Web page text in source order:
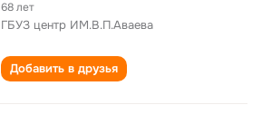
68 лет
ГБУЗ центр ИМ.В.П.Аваева
Добавить в друзья